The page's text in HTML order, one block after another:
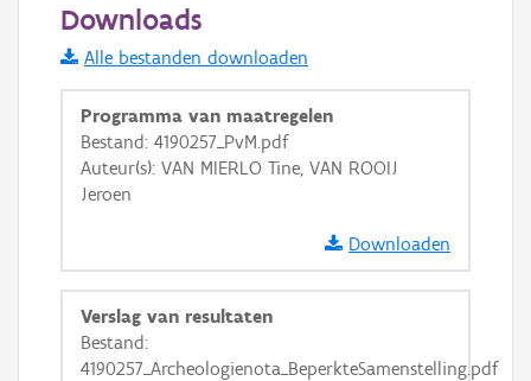
Informatie Vlaanderen
i
+ −
Basis Lagen
Downloads
Alle bestanden downloaden
Programma van maatregelen
Bestand: 4190257_PvM.pdf
Auteur(s): VAN MIERLO Tine, VAN ROOIJ
Jeroen
Downloaden
Verslag van resultaten
Bestand:
4190257_Archeologienota_BeperkteSamenstelling.pdf